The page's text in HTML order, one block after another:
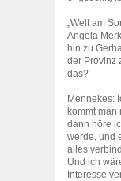
„Welt am
Angela
hin zu
der Provinz
das?
Mennekes:
kommt man
dann höre
werde, und
alles
Und ich
Interesse